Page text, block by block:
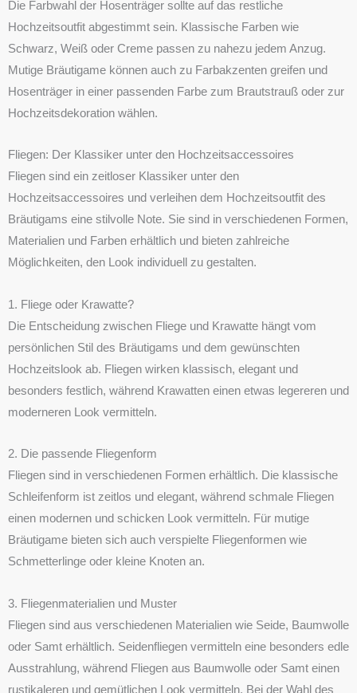
Die Farbwahl der Hosenträger sollte auf das restliche
Hochzeitsoutfit abgestimmt sein. Klassische Farben wie
Schwarz, Weiß oder Creme passen zu nahezu jedem Anzug.
Mutige Bräutigame können auch zu Farbakzenten greifen und
Hosenträger in einer passenden Farbe zum Brautstrauß oder zur
Hochzeitsdekoration wählen.
Fliegen: Der Klassiker unter den Hochzeitsaccessoires
Fliegen sind ein zeitloser Klassiker unter den
Hochzeitsaccessoires und verleihen dem Hochzeitsoutfit des
Bräutigams eine stilvolle Note. Sie sind in verschiedenen Formen,
Materialien und Farben erhältlich und bieten zahlreiche
Möglichkeiten, den Look individuell zu gestalten.
1. Fliege oder Krawatte?
Die Entscheidung zwischen Fliege und Krawatte hängt vom
persönlichen Stil des Bräutigams und dem gewünschten
Hochzeitslook ab. Fliegen wirken klassisch, elegant und
besonders festlich, während Krawatten einen etwas legereren und
moderneren Look vermitteln.
2. Die passende Fliegenform
Fliegen sind in verschiedenen Formen erhältlich. Die klassische
Schleifenform ist zeitlos und elegant, während schmale Fliegen
einen modernen und schicken Look vermitteln. Für mutige
Bräutigame bieten sich auch verspielte Fliegenformen wie
Schmetterlinge oder kleine Knoten an.
3. Fliegenmaterialien und Muster
Fliegen sind aus verschiedenen Materialien wie Seide, Baumwolle
oder Samt erhältlich. Seidenfliegen vermitteln eine besonders edle
Ausstrahlung, während Fliegen aus Baumwolle oder Samt einen
rustikaleren und gemütlichen Look vermitteln. Bei der Wahl des